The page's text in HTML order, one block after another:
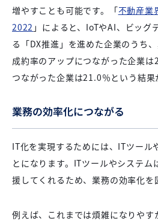
増やすことも可能です。「不動産業
2022 」によると、IoTやAI、ビッグ
る「DX推進」を進めた企業のうち
成約率のアップにつながった企業
つながった企業は21.0％という結果
業務の効率化につながる
IT化を実現するためには、ITツール
とになります。ITツールやシステム
援してくれるため、業務の効率化を
例えば、これまでは煩雑になりやす